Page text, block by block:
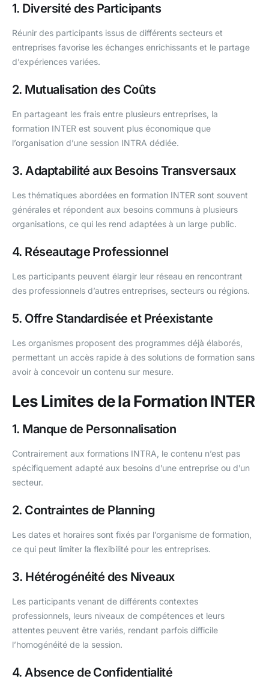
1. Diversité des Participants
Réunir des participants issus de différents secteurs et
entreprises favorise les échanges enrichissants et le partage
d’expériences variées.
2. Mutualisation des Coûts
En partageant les frais entre plusieurs entreprises, la
formation INTER est souvent plus économique que
l’organisation d’une session INTRA dédiée.
3. Adaptabilité aux Besoins Transversaux
Les thématiques abordées en formation INTER sont souvent
générales et répondent aux besoins communs à plusieurs
organisations, ce qui les rend adaptées à un large public.
4. Réseautage Professionnel
Les participants peuvent élargir leur réseau en rencontrant
des professionnels d’autres entreprises, secteurs ou régions.
5. Offre Standardisée et Préexistante
Les organismes proposent des programmes déjà élaborés,
permettant un accès rapide à des solutions de formation sans
avoir à concevoir un contenu sur mesure.
Les Limites de la Formation INTER
1. Manque de Personnalisation
Contrairement aux formations INTRA, le contenu n’est pas
spécifiquement adapté aux besoins d’une entreprise ou d’un
secteur.
2. Contraintes de Planning
Les dates et horaires sont fixés par l’organisme de formation,
ce qui peut limiter la flexibilité pour les entreprises.
3. Hétérogénéité des Niveaux
Les participants venant de différents contextes
professionnels, leurs niveaux de compétences et leurs
attentes peuvent être variés, rendant parfois difficile
l’homogénéité de la session.
4. Absence de Confidentialité